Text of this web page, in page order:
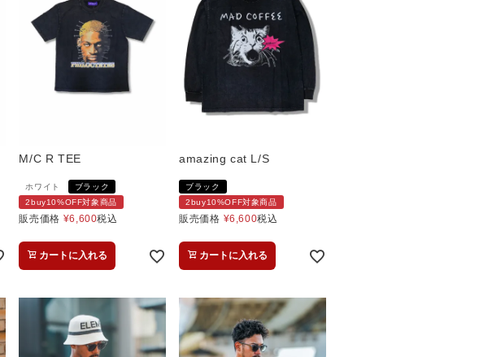
M/C R TEE
ホワイト
ブラック
2buy10%OFF対象商品
販売価格 ¥6,600税込
カートに入れる
amazing cat L/S
ブラック
2buy10%OFF対象商品
販売価格 ¥6,600税込
カートに入れる